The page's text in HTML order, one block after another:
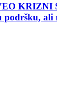
KRIZNI
ali